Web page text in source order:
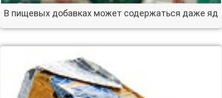
В пищевых добавках может содержаться даже яд